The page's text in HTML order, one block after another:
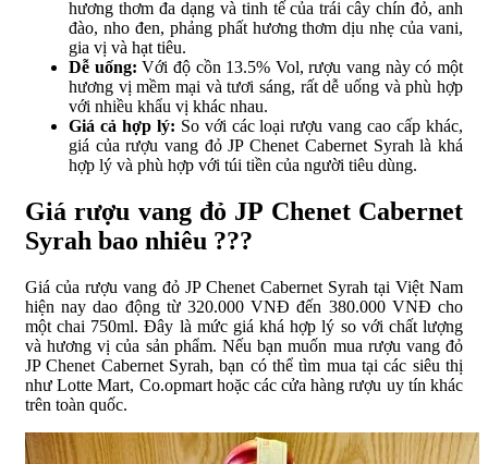
hương thơm đa dạng và tinh tế của trái cây chín đỏ, anh
đào, nho đen, phảng phất hương thơm dịu nhẹ của vani,
gia vị và hạt tiêu.
Dễ uống: Với độ cồn 13.5% Vol, rượu vang này có một
hương vị mềm mại và tươi sáng, rất dễ uống và phù hợp
với nhiều khẩu vị khác nhau.
Giá cả hợp lý: So với các loại rượu vang cao cấp khác,
giá của rượu vang đỏ JP Chenet Cabernet Syrah là khá
hợp lý và phù hợp với túi tiền của người tiêu dùng.
Giá rượu vang đỏ JP Chenet Cabernet
Syrah bao nhiêu ???
Giá của rượu vang đỏ JP Chenet Cabernet Syrah tại Việt Nam
hiện nay dao động từ 320.000 VNĐ đến 380.000 VNĐ cho
một chai 750ml. Đây là mức giá khá hợp lý so với chất lượng
và hương vị của sản phẩm. Nếu bạn muốn mua rượu vang đỏ
JP Chenet Cabernet Syrah, bạn có thể tìm mua tại các siêu thị
như Lotte Mart, Co.opmart hoặc các cửa hàng rượu uy tín khác
trên toàn quốc.